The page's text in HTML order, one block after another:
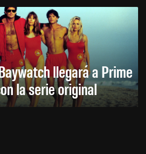
llegará a Prime
la serie original